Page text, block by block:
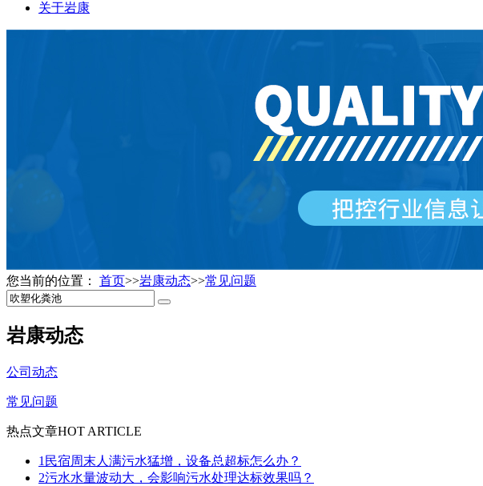
关于岩康
您当前的位置： 首页>>岩康动态>>常见问题
岩康动态
公司动态
常见问题
热点文章HOT ARTICLE
1 民宿周末人满污水猛增，设备总超标怎么办？
2污水水量波动大，会影响污水处理达标效果吗？